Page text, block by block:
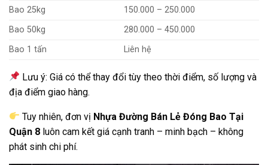
Bao 25kg
150.000 – 250.000
Bao 50kg
280.000 – 450.000
Bao 1 tấn
Liên hệ
Lưu ý: Giá có thể thay đổi tùy theo thời điểm, số lượng và
địa điểm giao hàng.
Tuy nhiên, đơn vị Nhựa Đường Bán Lẻ Đóng Bao Tại
Quận 8 luôn cam kết giá cạnh tranh – minh bạch – không
phát sinh chi phí.